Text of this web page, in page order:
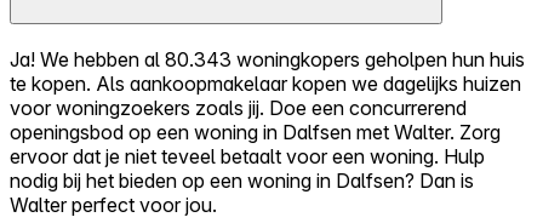
Ja! We hebben al 80.343 woningkopers geholpen hun huis
te kopen. Als aankoopmakelaar kopen we dagelijks huizen
voor woningzoekers zoals jij. Doe een concurrerend
openingsbod op een woning in Dalfsen met Walter. Zorg
ervoor dat je niet teveel betaalt voor een woning. Hulp
nodig bij het bieden op een woning in Dalfsen? Dan is
Walter perfect voor jou.